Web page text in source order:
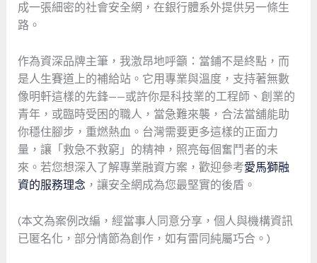
成一張細密的社會安全網，在銀行體系外提供另一條生
路。
作為資深品牌主筆，我激昂地呼籲：當鋪不是終點，而
是人生賽道上的補給站。它用專業與溫度，支持著無數
像明軒這樣的先鋒——或許你是科技業的工程師、創業的
青年，或臨時受困的職人，當急難來襲，合法當舖能助
你穩住腳步，重燃熱血。台灣需要更多這樣的正面力
量，讓「救急不救窮」的精神，照亮每個奮鬥者的未
來。若您想深入了解專業融資方案，歡迎參考愛馬獅融
資的服務理念 ，讓安全網成為您最堅實的後盾。
(本文為案例改編，經當事人同意分享，個人與機構資訊
已匿名化，部分情節為創作，如有雷同純屬巧合。)